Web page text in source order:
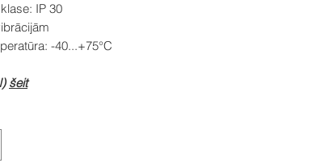
IP 30
-40...+75°C
šeit